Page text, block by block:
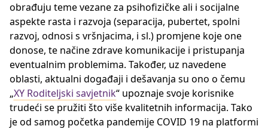
obrađuju teme vezane za psihofizičke ali i socijalne
aspekte rasta i razvoja (separacija, pubertet, spolni
razvoj, odnosi s vršnjacima, i sl.) promjene koje one
donose, te načine zdrave komunikacije i pristupanja
eventualnim problemima. Također, uz navedene
oblasti, aktualni događaji i dešavanja su ono o čemu
„XY Roditeljski savjetnik“ upoznaje svoje korisnike
trudeći se pružiti što više kvalitetnih informacija. Tako
je od samog početka pandemije COVID 19 na platformi